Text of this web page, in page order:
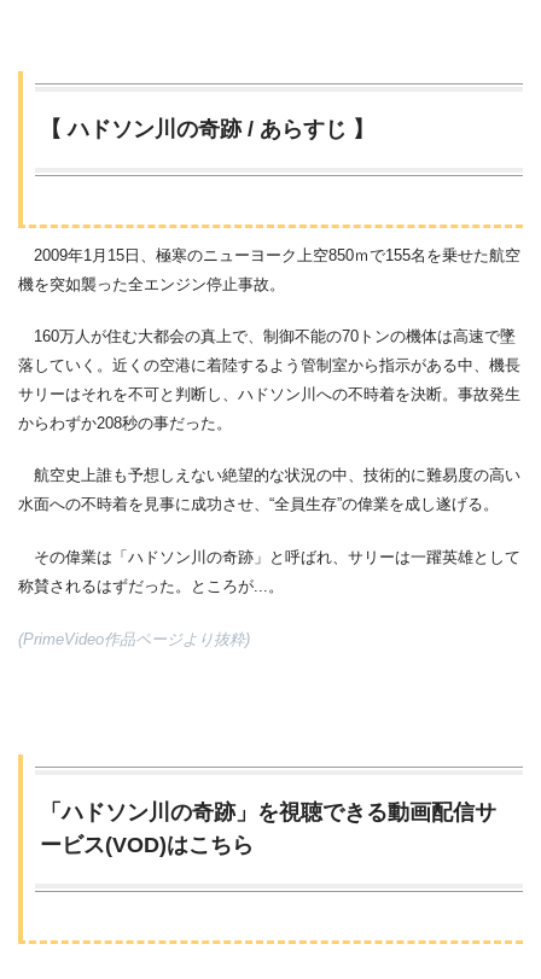
【 ハドソン川の奇跡 / あらすじ 】
2009年1月15日、極寒のニューヨーク上空850ｍで155名を乗せた航空
機を突如襲った全エンジン停止事故。
160万人が住む大都会の真上で、制御不能の70トンの機体は高速で墜
落していく。近くの空港に着陸するよう管制室から指示がある中、機長
サリーはそれを不可と判断し、ハドソン川への不時着を決断。事故発生
からわずか208秒の事だった。
航空史上誰も予想しえない絶望的な状況の中、技術的に難易度の高い
水面への不時着を見事に成功させ、“全員生存”の偉業を成し遂げる。
その偉業は「ハドソン川の奇跡」と呼ばれ、サリーは一躍英雄として
称賛されるはずだった。ところが...。
(PrimeVideo作品ページより抜粋)
「ハドソン川の奇跡」を視聴できる動画配信サ
ービス(VOD)はこちら